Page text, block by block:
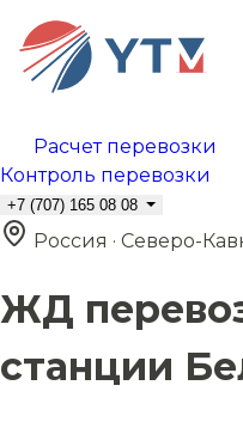
Расчет перевозки
Контроль перевозки
+7 (707) 165 08 08
Россия · Северо-
ЖД
станции